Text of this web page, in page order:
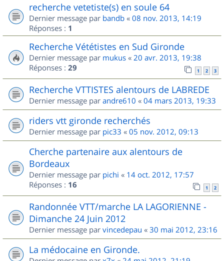
recherche vetetiste(s) en soule 64
Dernier message par bandb « 08 nov. 2013, 14:19
Réponses : 1
Recherche Vététistes en Sud Gironde
Dernier message par mukus « 20 avr. 2013, 19:38
Réponses : 29 1 2 3
Recherche VTTISTES alentours de LABREDE
Dernier message par andre610 « 04 mars 2013, 19:33
riders vtt gironde recherchés
Dernier message par pic33 « 05 nov. 2012, 09:13
Cherche partenaire aux alentours de
Bordeaux
Dernier message par pichi « 14 oct. 2012, 17:57
Réponses : 16 1 2
Randonnée VTT/marche LA LAGORIENNE -
Dimanche 24 Juin 2012
Dernier message par vincedepau « 30 mai 2012, 23:16
La médocaine en Gironde.